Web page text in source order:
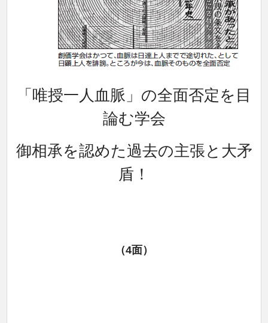
「唯授一人血脈」の全面否定を目
論む学会
御相承を認めた過去の主張と大矛
盾！
（4面）